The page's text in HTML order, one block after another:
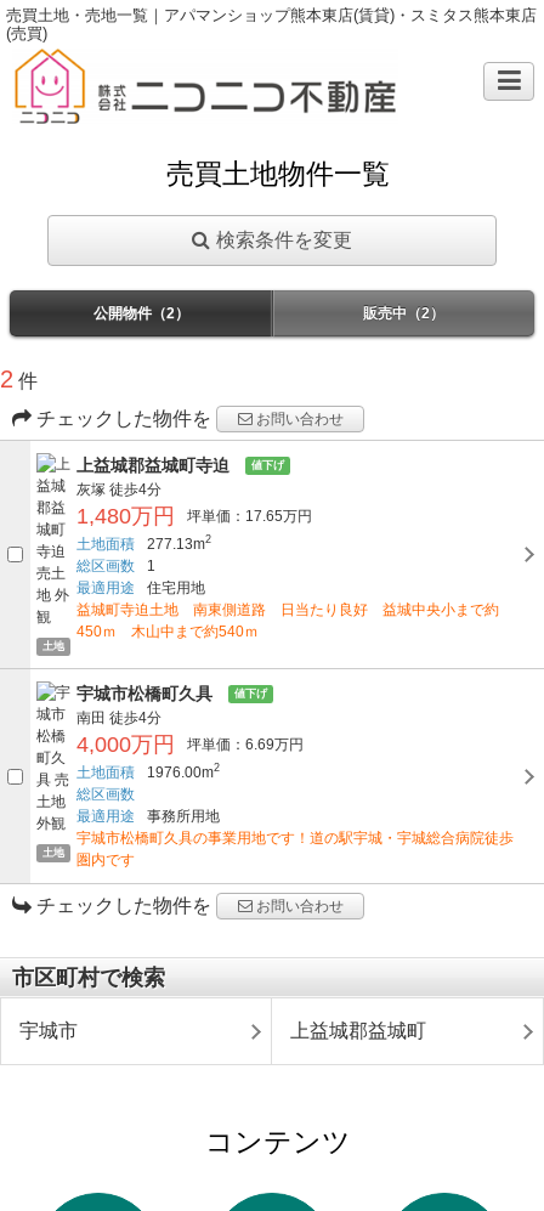
売買土地・売地一覧｜アパマンショップ熊本東店(賃貸)・スミタス熊本東店
(売買)
売買土地物件一覧
検索条件を変更
公開物件（2） 販売中（2）
2 件
チェックした物件を
お問い合わせ
土地
上益城郡益城町寺迫 値下げ
灰塚 徒歩4分
1,480万円
坪単価：17.65万円
土地面積
277.13m2
総区画数
1
最適用途
住宅用地
益城町寺迫土地 南東側道路 日当たり良好 益城中央小まで約
450ｍ 木山中まで約540ｍ
土地
宇城市松橋町久具 値下げ
南田 徒歩4分
4,000万円
坪単価：6.69万円
土地面積
1976.00m2
総区画数
最適用途
事務所用地
宇城市松橋町久具の事業用地です！道の駅宇城・宇城総合病院徒歩
圏内です
チェックした物件を お問い合わせ
市区町村で検索
宇城市 上益城郡益城町
コンテンツ